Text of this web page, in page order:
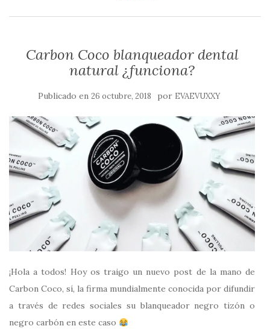
Carbon Coco blanqueador dental
natural ¿funciona?
Publicado en 26 octubre, 2018 por EVAEVUXXY
¡Hola a todos! Hoy os traigo un nuevo post de la mano de
Carbon Coco, sí, la firma mundialmente conocida por difundir
a través de redes sociales su blanqueador negro tizón o
negro carbón en este caso